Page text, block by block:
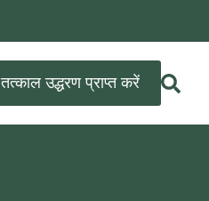
तत्काल उद्धरण प्राप्त करें